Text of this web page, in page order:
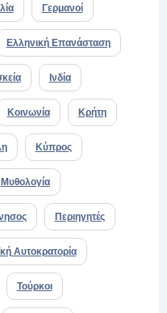
Γερμανοί
Ελληνική Επανάσταση
Ινδία
Κοινωνία Κρήτη
Κύπρος
Μυθολογία
Περιηγητές
Αυτοκρατορία
Τούρκοι